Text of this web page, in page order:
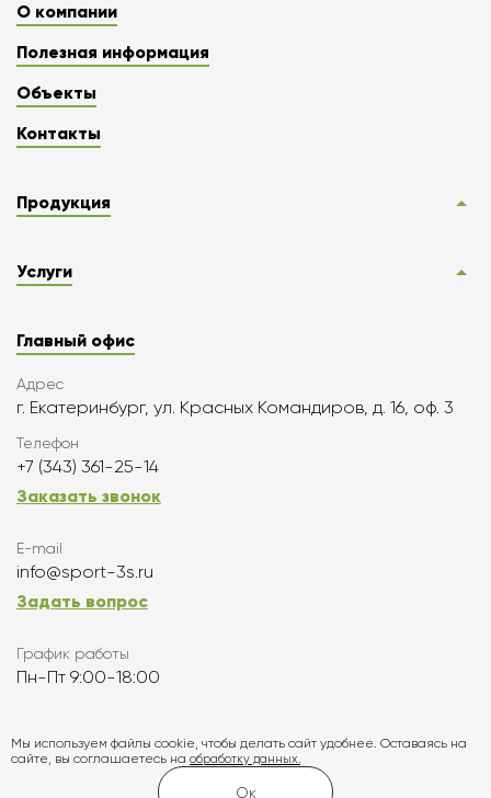
О компании
Полезная информация
Объекты
Контакты
Продукция
Услуги
Главный офис
Адрес
г. Екатеринбург, ул. Красных Командиров, д. 16, оф. 3
Телефон
+7 (343) 361-25-14
Заказать звонок
E-mail
info@sport-3s.ru
Задать вопрос
График работы
Пн-Пт 9:00-18:00
Подписаться
Мы используем файлы cookie, чтобы делать сайт удобнее. Оставаясь на
сайте, вы соглашаетесь на обработку данных.
Ок